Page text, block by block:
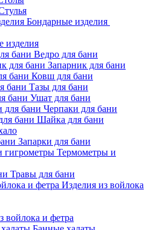
Бондарные изделия
изделия
Ведро для бани
Запарник для бани
Ковш для бани
Тазы для бани
Ушат для бани
Черпаки для бани
Шайка для бани
Запарки для бани
Термометры и
Травы для бани
Изделия из войлока
войлока и фетра